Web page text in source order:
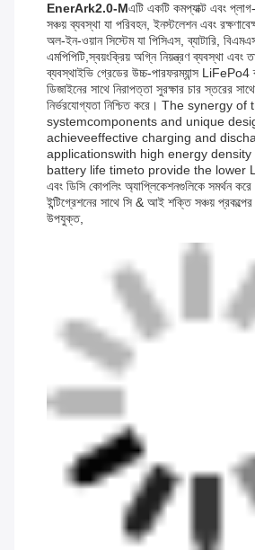
EnerArk2.0-Mএটি একটি কমপ্যাক্ট এবং
সঞ্চয় ব্যবস্থা যা পরিবহন, ইনস্টলেশন এবং
অল-ইন-ওয়ান সিস্টেম যা পিসিএস, ব্যাটারি,
এমপিপিটি,স্বয়ংক্রিয় অগ্নি নিয়ন্ত্রণ ব্যবস্থা এবং
ব্যবস্থাইভি গ্রেডের উচ্চ-পারফরম্যান্স LiFePo4
ডিজাইনের সাথে নিরাপত্তা সুরক্ষার চার স্তরের
নির্ভরযোগ্যতা নিশ্চিত করে। The synergy of
systemcomponents and unique
achieveeffective charging and
applicationswith high energy
battery life timeto provide the lower
এবং ডিসি কোপলিং অ্যাপ্লিকেশনগুলিকে সমর্থন
ইন্টিগ্রেশনের সাথে সি & আই শক্তি সঞ্চয়
উপযুক্ত,